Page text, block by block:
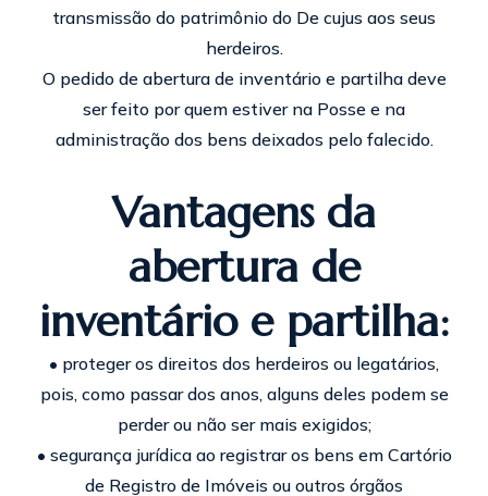
transmissão do patrimônio do De cujus aos seus
herdeiros.
O pedido de abertura de inventário e partilha deve
ser feito por quem estiver na Posse e na
administração dos bens deixados pelo falecido.
Vantagens da
abertura de
inventário e partilha:
• proteger os direitos dos herdeiros ou legatários,
pois, como passar dos anos, alguns deles podem se
perder ou não ser mais exigidos;
• segurança jurídica ao registrar os bens em Cartório
de Registro de Imóveis ou outros órgãos